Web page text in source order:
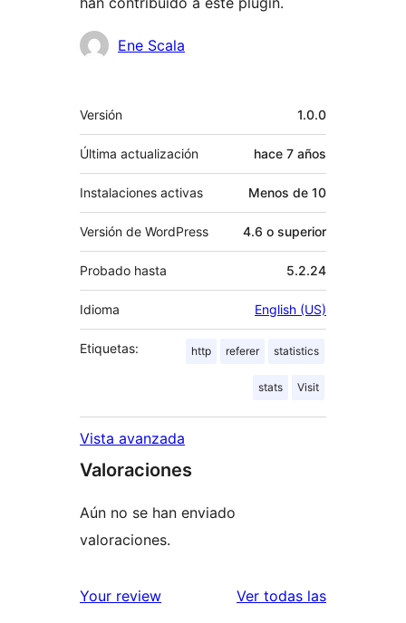
Colaboradores
Ene Scala
Meta
Versión 1.0.0
Última actualización hace 7 años
Instalaciones activas Menos de 10
Versión de WordPress 4.6 o superior
Probado hasta 5.2.24
Idioma English (US)
Etiquetas: http referer statistics
stats Visit
Vista avanzada
Valoraciones
Aún no se han enviado
valoraciones.
Your review Ver todas las